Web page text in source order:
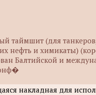
таймшит (для
нефть и химикаты)
Балтийской и
накладная для